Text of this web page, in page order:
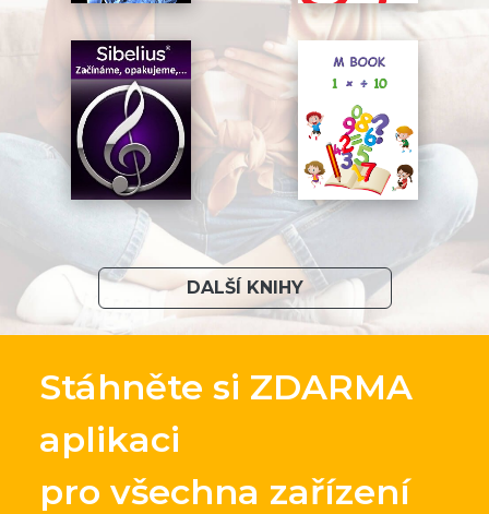
DALŠÍ KNIHY
Stáhněte si ZDARMA
aplikaci
pro všechna zařízení